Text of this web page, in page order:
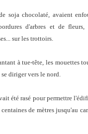
soja chocolaté, avaient
d'arbres et de fleurs,
sur les trottoirs.
à tue-tête, les mouettes
diriger vers le nord.
été rasé pour permettre
de mètres jusqu'au